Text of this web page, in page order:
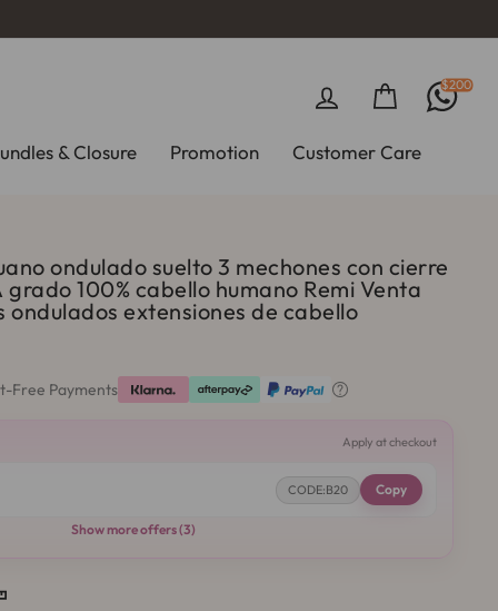
Ingresar Carrito
$200
& Closure Promotion Customer Care
ondulado suelto 3 mechones con cierre
100% cabello humano Remi Venta
ondulados extensiones de cabello
Free Payments
Apply at checkout
CODE:B20 Copy
Show more offers (3)